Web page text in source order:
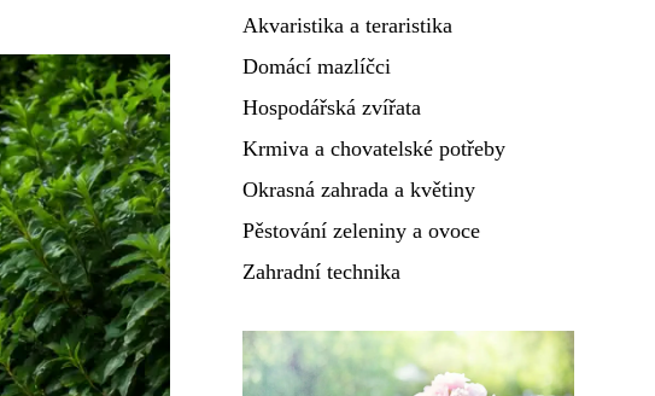
Akvaristika a teraristika
Domácí mazlíčci
Hospodářská zvířata
Krmiva a chovatelské potřeby
Okrasná zahrada a květiny
Pěstování zeleniny a ovoce
Zahradní technika